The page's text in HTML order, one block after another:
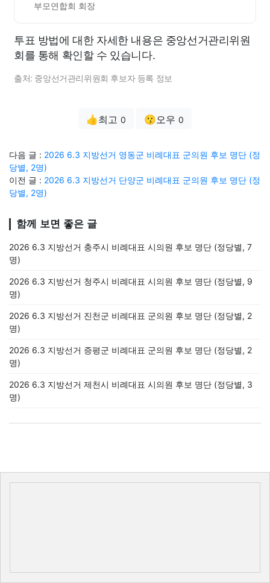
부모연합회 회장
투표 방법에 대한 자세한 내용은 중앙선거관리위원
회를 통해 확인할 수 있습니다.
출처: 중앙선거관리위원회 후보자 등록 정보
👍최고 0 😗오우 0
다음 글 : 2026 6.3 지방선거 영동군 비례대표 군의원 후보 명단 (정
당별, 2명)
이전 글 : 2026 6.3 지방선거 단양군 비례대표 군의원 후보 명단 (정
당별, 2명)
함께 보면 좋은 글
2026 6.3 지방선거 충주시 비례대표 시의원 후보 명단 (정당별, 7
명)
2026 6.3 지방선거 청주시 비례대표 시의원 후보 명단 (정당별, 9
명)
2026 6.3 지방선거 진천군 비례대표 군의원 후보 명단 (정당별, 2
명)
2026 6.3 지방선거 증평군 비례대표 군의원 후보 명단 (정당별, 2
명)
2026 6.3 지방선거 제천시 비례대표 시의원 후보 명단 (정당별, 3
명)